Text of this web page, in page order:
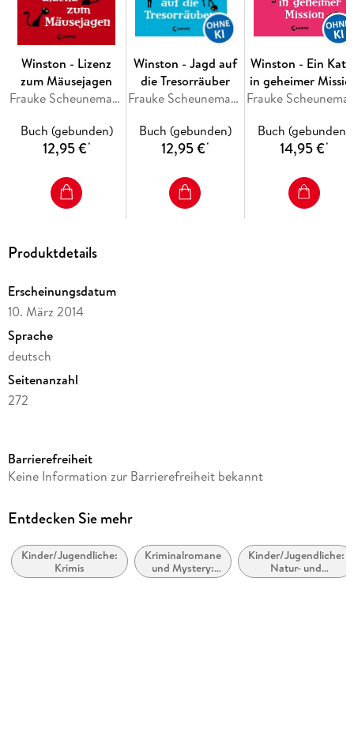
Die Kinderbuch-Reihe aus der Feder von Bestseller-Autorin
Frauke Scheunemann, bekannt durch die Dackelblick-Bücher,
wurde mit dem deutschen Katzen-Krimi-Preis 2013
ausgezeichnet.
Titel des ersten Bandes lautet "Ein Kater in Geheimer
Mission".
Winston - Lizenz
zum Mäusejagen
Frauke Scheunemann
Buch (gebunden)
12,95 €*
Winston - Jagd auf
die Tresorräuber
Frauke Scheunemann
Buch (gebunden)
12,95 €*
Winston - Ein
in geheimer
Buch (gebunden)
14,95 €*
Produktdetails
Erscheinungsdatum
10. März 2014
Sprache
deutsch
Seitenanzahl
272
Reihe
Autor/Autorin
Verlag/Hersteller
Loewe Verlag GmbH
Barrierefreiheit
Keine Information zur Barrierefreiheit bekannt
Entdecken Sie mehr
Kinder/Jugendliche:
Krimis
Kriminalromane
und Mystery:
Humor
Kinder/Jugendliche:
Natur- und
Tiergeschichten